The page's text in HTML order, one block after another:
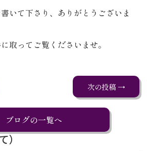
いて下さり、ありがとうございま
取ってご覧くださいませ。
次の投稿 →
ブログの一覧へ
）